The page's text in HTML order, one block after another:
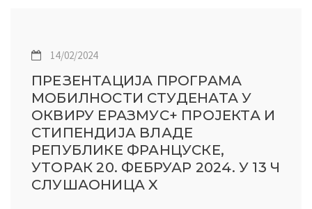
14/02/2024
ПРЕЗЕНТАЦИЈА ПРОГРАМА
МОБИЛНОСТИ СТУДЕНАТА У
ОКВИРУ ЕРАЗМУС+ ПРОЈЕКТА И
СТИПЕНДИЈА ВЛАДЕ
РЕПУБЛИКЕ ФРАНЦУСКЕ,
УТОРАК 20. ФЕБРУАР 2024. У 13 Ч
СЛУШАОНИЦА X